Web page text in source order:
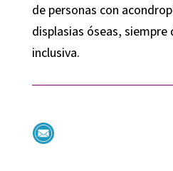
de personas con
displasias óseas, siempre
inclusiva.